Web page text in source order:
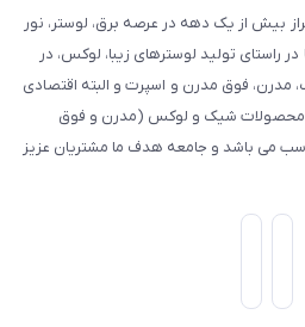
بیش از یک دهه در عرصه برق، لوستر، نور
راستای تولید لوسترهای زیبا، لوکس، در
فوق مدرن و اسپرت و البته اقتصادی
محصولات شیک و لوکس (مدرن و فوق
می باشد و جامعه هدف ما مشتریان عزیز